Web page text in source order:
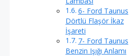
6- Ford Taunus
Dörtlü Flaşör İkaz
İşareti
7- Ford Taunus
Benzin Işığı Anlamı